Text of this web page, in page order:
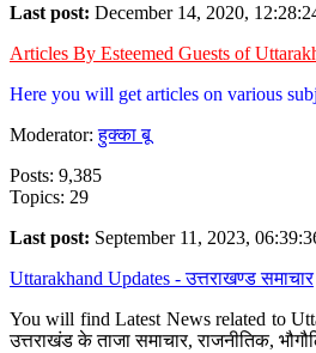
Last post: December 14, 2020,
Articles By Esteemed Guests of
Here you will get articles on various
Moderator:हुक्का बू
Posts: 9,385
Topics: 29
Last post: September 11, 2023,
Uttarakhand Updates - उत्तराखण्ड समाचार
You will find Latest News related to
उत्तराखंड के ताजा समाचार, राजनीतिक,